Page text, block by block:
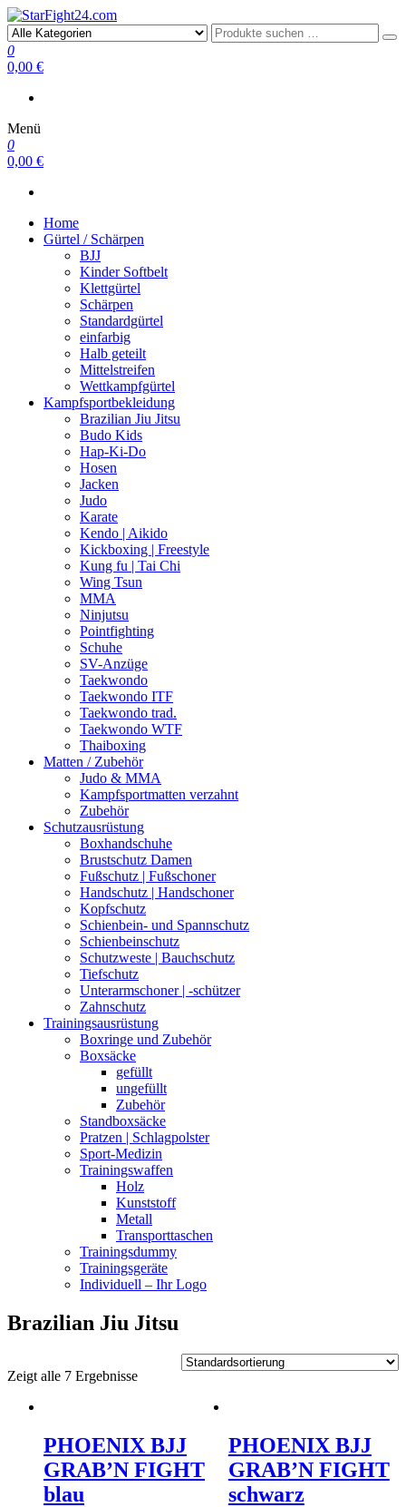
StarFight24.com
Kampfsportartikel
0
0,00 €
Menü
0
0,00 €
Home
Gürtel / Schärpen
BJJ
Kinder Softbelt
Klettgürtel
Schärpen
Standardgürtel
einfarbig
Halb geteilt
Mittelstreifen
Wettkampfgürtel
Kampfsportbekleidung
Brazilian Jiu Jitsu
Budo Kids
Hap-Ki-Do
Hosen
Jacken
Judo
Karate
Kendo | Aikido
Kickboxing | Freestyle
Kung fu | Tai Chi
Wing Tsun
MMA
Ninjutsu
Pointfighting
Schuhe
SV-Anzüge
Taekwondo
Taekwondo ITF
Taekwondo trad.
Taekwondo WTF
Thaiboxing
Matten / Zubehör
Judo & MMA
Kampfsportmatten verzahnt
Zubehör
Schutzausrüstung
Boxhandschuhe
Brustschutz Damen
Fußschutz | Fußschoner
Handschutz | Handschoner
Kopfschutz
Schienbein- und Spannschutz
Schienbeinschutz
Schutzweste | Bauchschutz
Tiefschutz
Unterarmschoner | -schützer
Zahnschutz
Trainingsausrüstung
Boxringe und Zubehör
Boxsäcke
gefüllt
ungefüllt
Zubehör
Standboxsäcke
Pratzen | Schlagpolster
Sport-Medizin
Trainingswaffen
Holz
Kunststoff
Metall
Transporttaschen
Trainingsdummy
Trainingsgeräte
Individuell – Ihr Logo
Brazilian Jiu Jitsu
Zeigt alle 7 Ergebnisse
PHOENIX BJJ
GRAB’N FIGHT
blau
PHOENIX BJJ
GRAB’N FIGHT
schwarz